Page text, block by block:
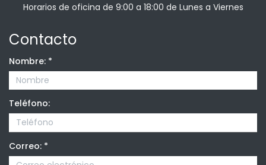
Horarios de oficina de 9:00 a 18:00 de Lunes a Viernes
Contacto
Nombre: *
Teléfono:
Correo: *